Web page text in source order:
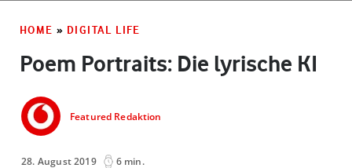
HOME » DIGITAL LIFE
Poem Portraits: Die lyrische KI
Featured Redaktion
28. August 2019 6 min.